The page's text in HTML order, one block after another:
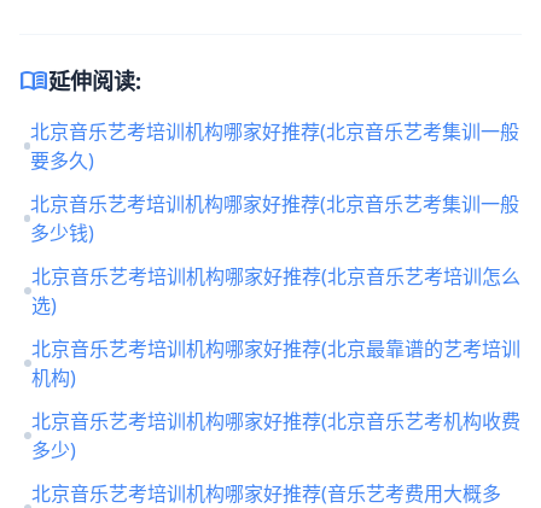
menu_book延伸阅读:
北京音乐艺考培训机构哪家好推荐(北京音乐艺考集训一般
要多久)
北京音乐艺考培训机构哪家好推荐(北京音乐艺考集训一般
多少钱)
北京音乐艺考培训机构哪家好推荐(北京音乐艺考培训怎么
选)
北京音乐艺考培训机构哪家好推荐(北京最靠谱的艺考培训
机构)
北京音乐艺考培训机构哪家好推荐(北京音乐艺考机构收费
多少)
北京音乐艺考培训机构哪家好推荐(音乐艺考费用大概多